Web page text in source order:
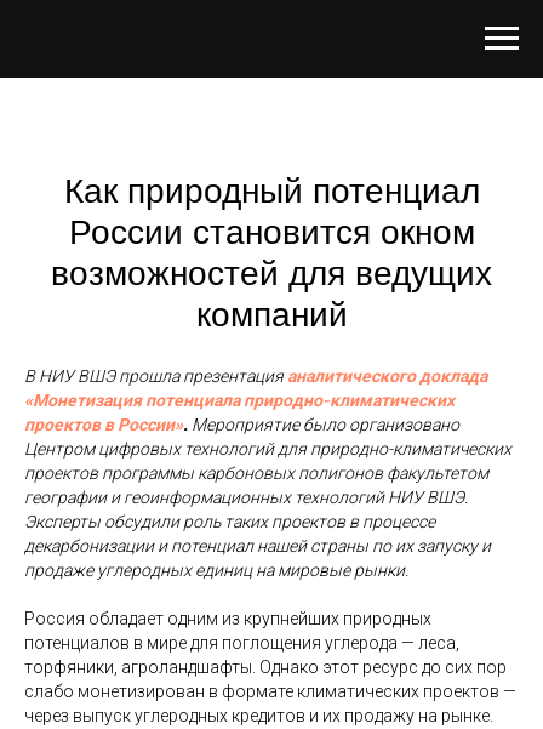
Как природный потенциал
России становится окном
возможностей для ведущих
компаний
В НИУ ВШЭ прошла презентацияаналитического доклада
«Монетизация потенциала природно-климатических
проектов в России». Мероприятие было организовано
Центром цифровых технологий для природно-климатических
проектов программы карбоновых полигонов факультетом
географии и геоинформационных технологий НИУ ВШЭ.
Эксперты обсудили роль таких проектов в процессе
декарбонизации и потенциал нашей страны по их запуску и
продаже углеродных единиц на мировые рынки.
Россия обладает одним из крупнейших природных
потенциалов в мире для поглощения углерода — леса,
торфяники, агроландшафты. Однако этот ресурс до сих пор
слабо монетизирован в формате климатических проектов —
через выпуск углеродных кредитов и их продажу на рынке.